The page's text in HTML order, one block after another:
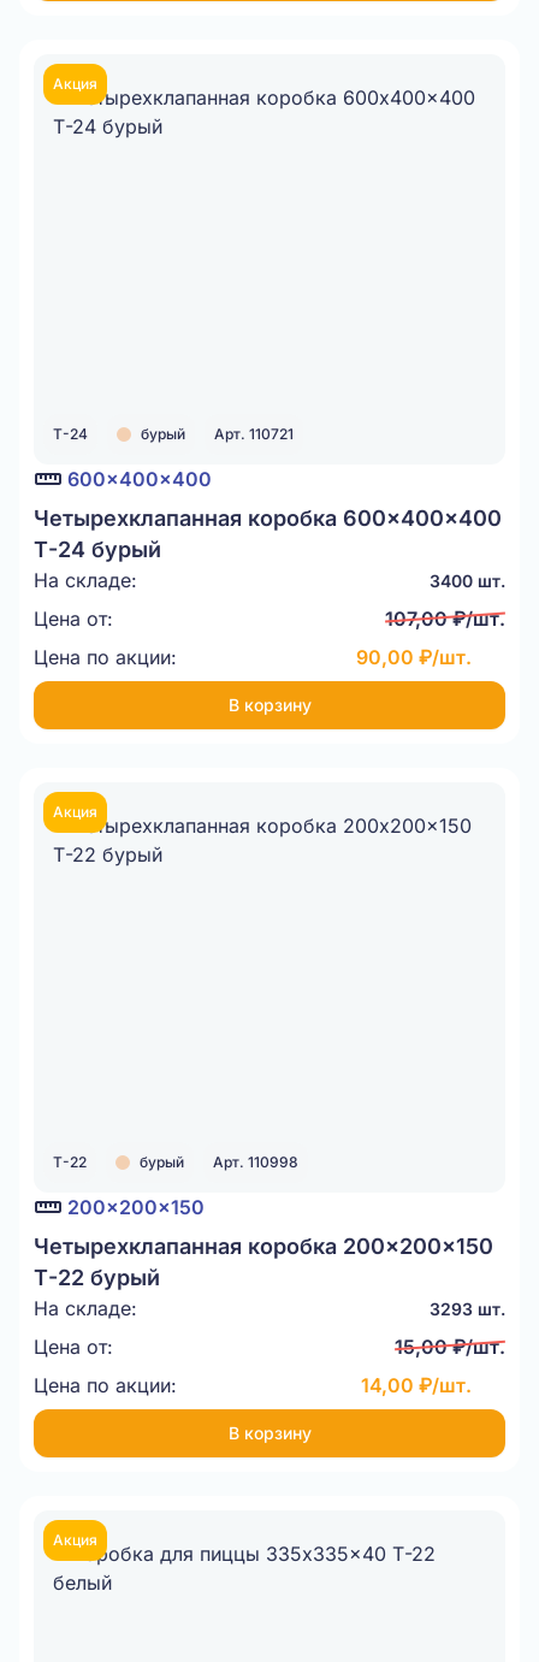
Акция
Т-24 бурый Арт. 110721
600x400x400
Четырехклапанная коробка 600x400x400
Т-24 бурый
На складе: 3400 шт.
Цена от:
107,00 ₽/шт.
Цена по акции:
90,00 ₽/шт.
В корзину
Акция
Т-22 бурый Арт. 110998
200x200x150
Четырехклапанная коробка 200x200x150
Т-22 бурый
На складе: 3293 шт.
Цена от:
15,00 ₽/шт.
Цена по акции:
14,00 ₽/шт.
В корзину
Акция